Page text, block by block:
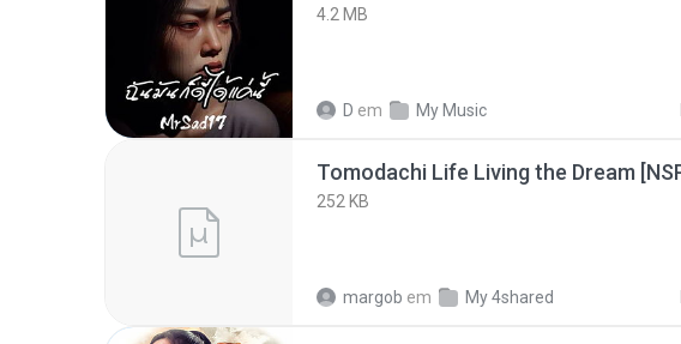
4.2 MB
D em My Music
252 KB
margob em My 4shared